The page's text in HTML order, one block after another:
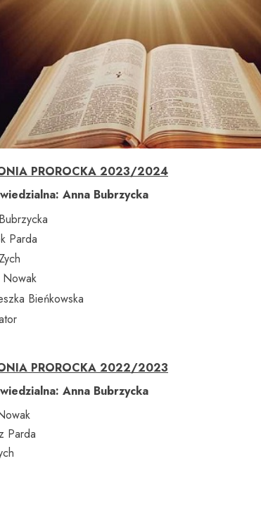
PROROCKA 2023/2024
Anna Bubrzycka
Parda
Nowak
Bieńkowska
PROROCKA 2022/2023
Anna Bubrzycka
Parda